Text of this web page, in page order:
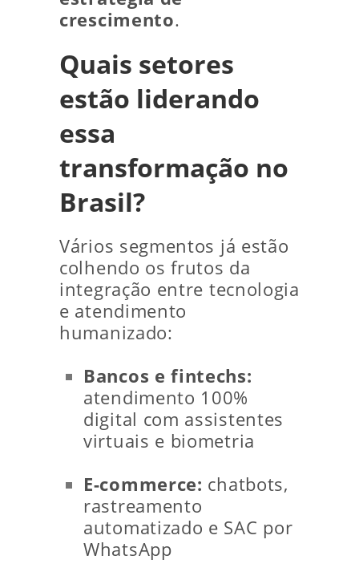
crescimento.
Quais setores
estão liderando
essa
transformação no
Brasil?
Vários segmentos já estão
colhendo os frutos da
integração entre tecnologia
e atendimento
humanizado:
Bancos e fintechs:
atendimento 100%
digital com assistentes
virtuais e biometria
E-commerce: chatbots,
rastreamento
automatizado e SAC por
WhatsApp